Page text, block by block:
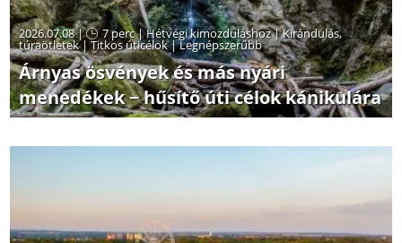
2026.07.08 | 7 perc|Hétvégi kimozduláshoz|Kirándulás,
túraötletek|Titkos úticélok|Legnépszerűbb
Árnyas ösvények és más nyári
menedékek − hűsítő úti célok kánikulára